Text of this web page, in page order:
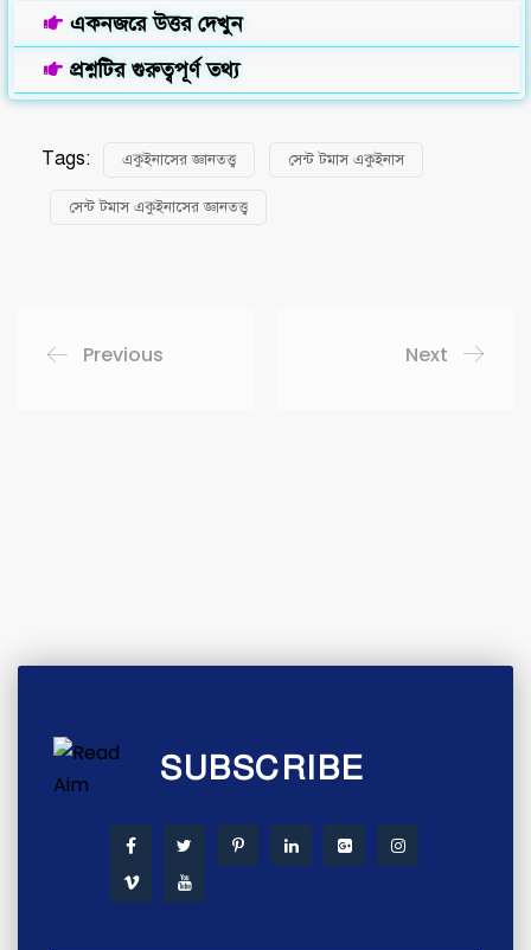
একনজরে উত্তর দেখুন
প্রশ্নটির গুরুত্বপূর্ণ তথ্য
Tags: একুইনাসের জ্ঞানতত্ত্ব সেন্ট টমাস একুইনাস
সেন্ট টমাস একুইনাসের জ্ঞানতত্ত্ব
Previous Next
SUBSCRIBE